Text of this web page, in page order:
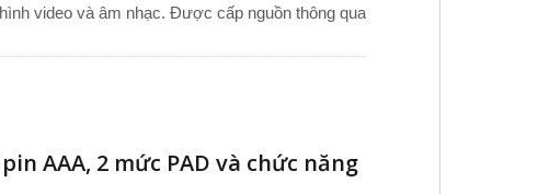
video và âm nhạc. Được cấp nguồn thông qua
cố định 3.5 mm hỗ trợ kết nối nhanh với máy
AAA, 2 mức PAD và chức năng